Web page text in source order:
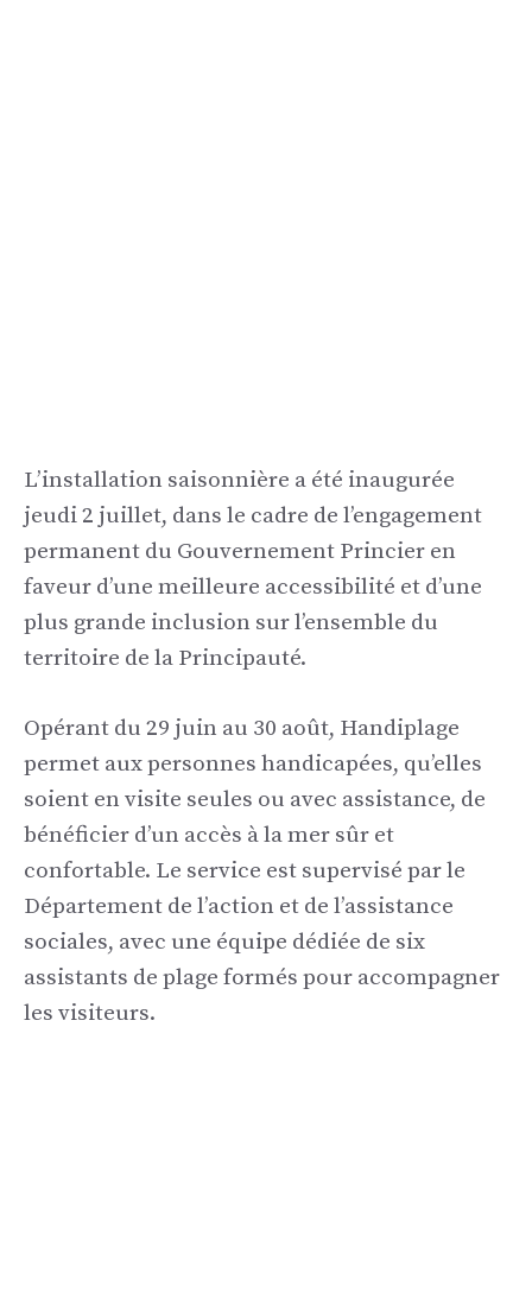
L’installation saisonnière a été inaugurée
jeudi 2 juillet, dans le cadre de l’engagement
permanent du Gouvernement Princier en
faveur d’une meilleure accessibilité et d’une
plus grande inclusion sur l’ensemble du
territoire de la Principauté.
Opérant du 29 juin au 30 août, Handiplage
permet aux personnes handicapées, qu’elles
soient en visite seules ou avec assistance, de
bénéficier d’un accès à la mer sûr et
confortable. Le service est supervisé par le
Département de l’action et de l’assistance
sociales, avec une équipe dédiée de six
assistants de plage formés pour accompagner
les visiteurs.